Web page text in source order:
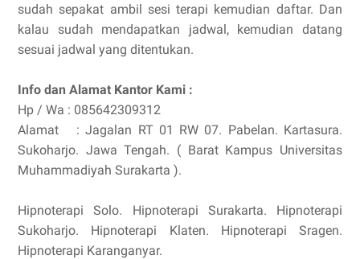
sudah sepakat ambil sesi terapi kemudian daftar. Dan
kalau sudah mendapatkan jadwal, kemudian datang
sesuai jadwal yang ditentukan.
Info dan Alamat Kantor Kami :
Hp / Wa : 085642309312
Alamat : Jagalan RT 01 RW 07. Pabelan. Kartasura.
Sukoharjo. Jawa Tengah. ( Barat Kampus Universitas
Muhammadiyah Surakarta ).
Hipnoterapi Solo. Hipnoterapi Surakarta. Hipnoterapi
Sukoharjo. Hipnoterapi Klaten. Hipnoterapi Sragen.
Hipnoterapi Karanganyar.